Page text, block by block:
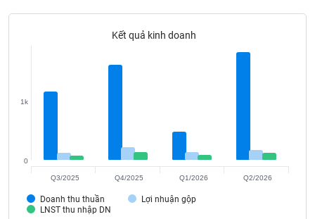
Kết quả kinh doanh
Doanh thu thuần
Lợi nhuận gộp
LNST thu nhập DN
0
1k
Q3/2025 Q4/2025 Q1/2026 Q2/2026
Bài
của
tác